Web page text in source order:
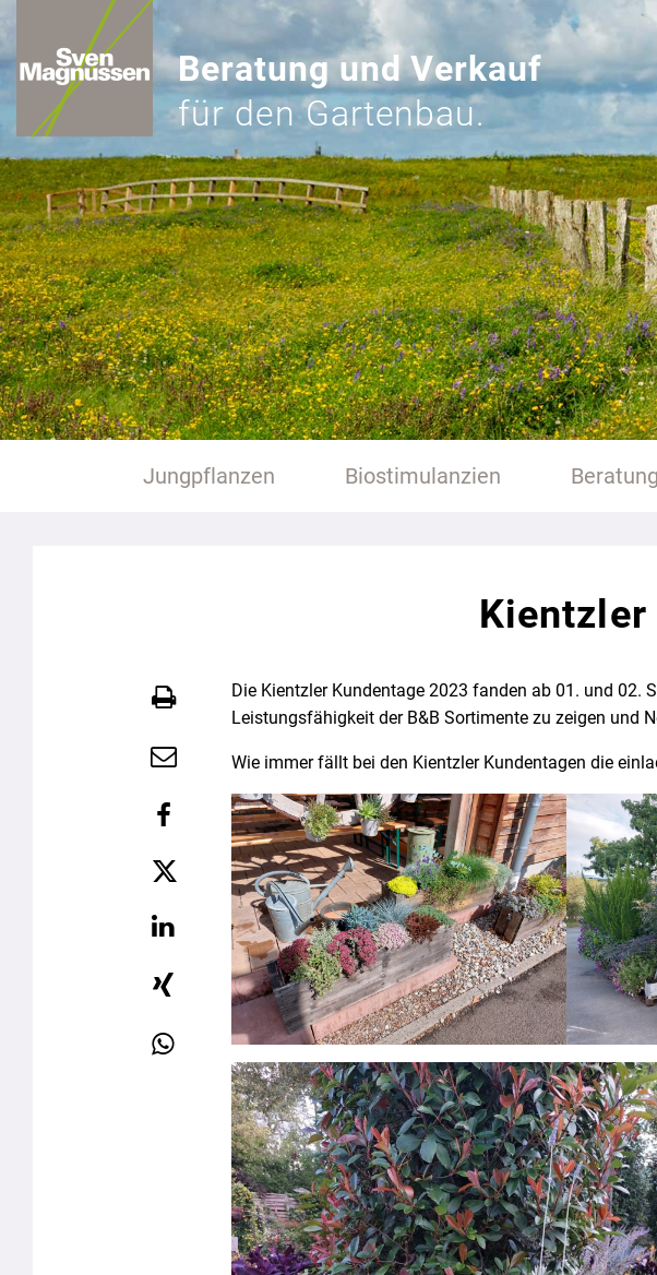
Beratung und Verkauf
für den Gartenbau.
Jungpflanzen Biostimulanzien
Kientzler
Die Kientzler Kundentage 2023 fanden ab 01. und 02.
Leistungsfähigkeit der B&B Sortimente zu zeigen und
Wie immer fällt bei den Kientzler Kundentagen die